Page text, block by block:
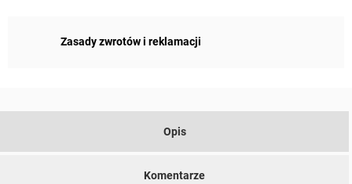
Zasady zwrotów i reklamacji
Opis
Komentarze